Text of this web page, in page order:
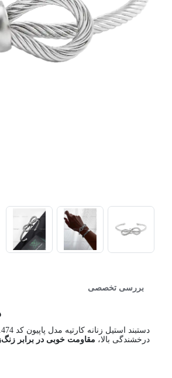
بررسی تخصصی
دستبند استیل زنانه کارتیه مدل پاپیون کد 1474 یک اکسسوری
درخشندگی بالا، مقاومت خوبی در برابر